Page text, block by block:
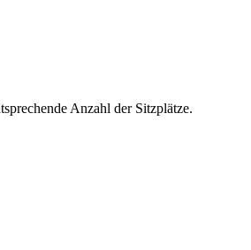
Anzahl der Sitzplätze.